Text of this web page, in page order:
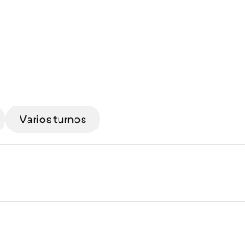
Varios turnos